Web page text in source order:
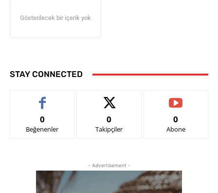
Gösterilecek bir içerik yok
STAY CONNECTED
0
Beğenenler
0
Takipçiler
0
Abone
- Advertisement -